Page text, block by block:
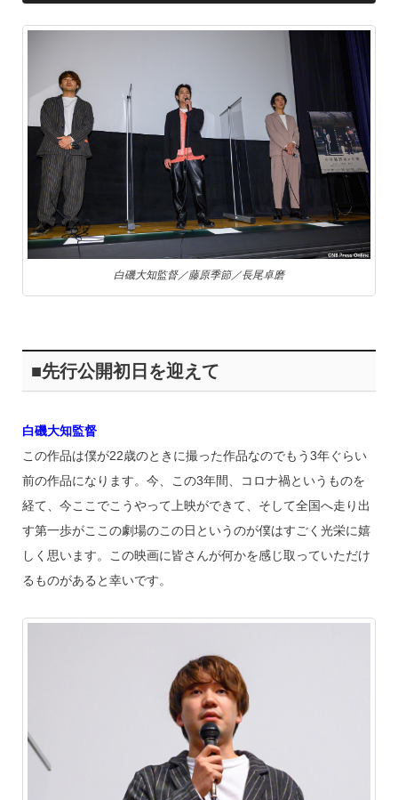
白磯大知監督／藤原季節／長尾卓磨
■先行公開初日を迎えて
白磯大知監督
この作品は僕が22歳のときに撮った作品なのでもう3年ぐらい
前の作品になります。今、この3年間、コロナ禍というものを
経て、今ここでこうやって上映ができて、そして全国へ走り出
す第一歩がここの劇場のこの日というのが僕はすごく光栄に嬉
しく思います。この映画に皆さんが何かを感じ取っていただけ
るものがあると幸いです。